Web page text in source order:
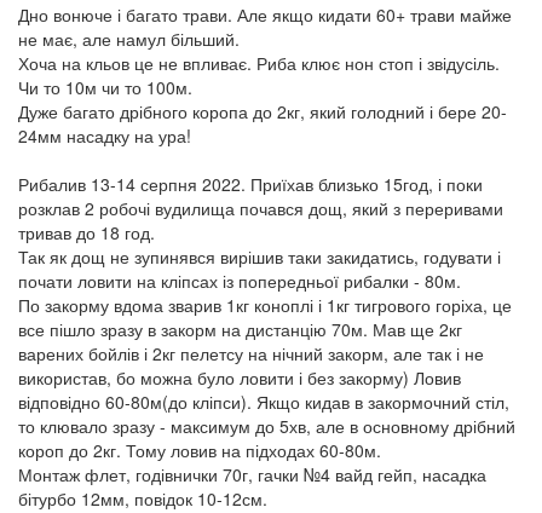
Дно вонюче і багато трави. Але якщо кидати 60+ трави майже
не має, але намул більший.
Хоча на кльов це не впливає. Риба клює нон стоп і звідусіль.
Чи то 10м чи то 100м.
Дуже багато дрібного коропа до 2кг, який голодний і бере 20-
24мм насадку на ура!
Рибалив 13-14 серпня 2022. Приїхав близько 15год, і поки
розклав 2 робочі вудилища почався дощ, який з переривами
тривав до 18 год.
Так як дощ не зупинявся вирішив таки закидатись, годувати і
почати ловити на кліпсах із попередньої рибалки - 80м.
По закорму вдома зварив 1кг коноплі і 1кг тигрового горіха, це
все пішло зразу в закорм на дистанцію 70м. Мав ще 2кг
варених бойлів і 2кг пелетсу на нічний закорм, але так і не
використав, бо можна було ловити і без закорму) Ловив
відповідно 60-80м(до кліпси). Якщо кидав в закормочний стіл,
то клювало зразу - максимум до 5хв, але в основному дрібний
короп до 2кг. Тому ловив на підходах 60-80м.
Монтаж флет, годівнички 70г, гачки №4 вайд гейп, насадка
бітурбо 12мм, повідок 10-12см.